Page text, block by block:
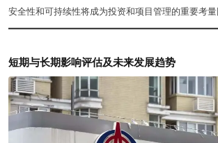
安全性和可持续性将成为投资和项目管理的重要考量
短期与长期影响评估及未来发展趋势